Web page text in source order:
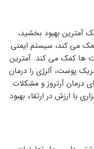
آمترین بهبود بخشید،
کمک می کند، سیستم ایمنی
ها کمک می کند. آمترین
پوست، آلرژی را درمان
درمان آرتروز و مشکلات
با ارزش در ارتقاء بهبود